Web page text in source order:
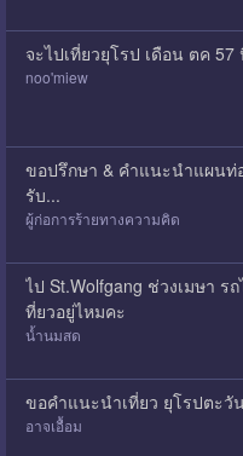
จะไปเที่ยวยุโรป เดือน ตค
noo'miew
ขอปรึกษา & คำแนะนำแผนท่
รับ...
ผู้ก่อการร้ายทางความคิด
ไป St.Wolfgang ช่วงเมษา ร
ที่ยวอยู่ไหมคะ
น้ำนมสด
ขอคำแนะนำเที่ยว ยุโรปตะวั
อาจเอื้อม